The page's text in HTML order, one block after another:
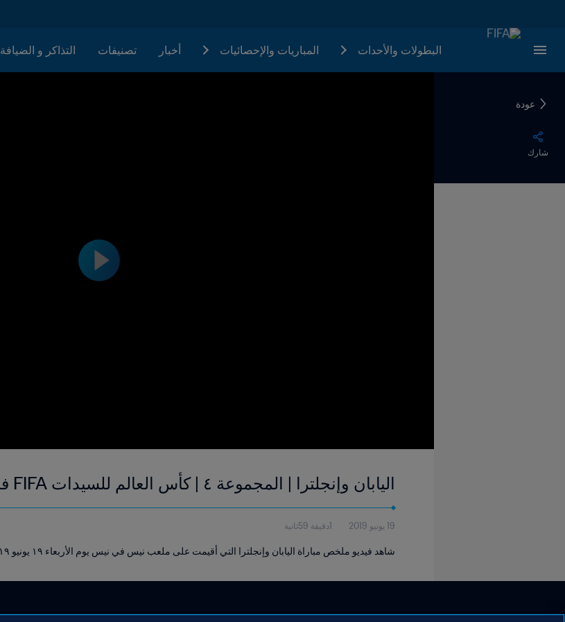
البطولات والأحدات المباريات والإحصائيات أخبار تصنيفات التذاكر و الضيافة
عودة
شارك
اليابان وإنجلترا | المجموعة ٤ | كأس العالم للسيدات FIFA فرنسا ٢٠١٩ | فيديو ملخص
19 يونيو 2019 1دقيقة 59ثانية
شاهد فيديو ملخص مباراة اليابان وإنجلترا التي أقيمت على ملعب نيس في نيس يوم الأربعاء ١٩ يونيو ٢٠١٩.